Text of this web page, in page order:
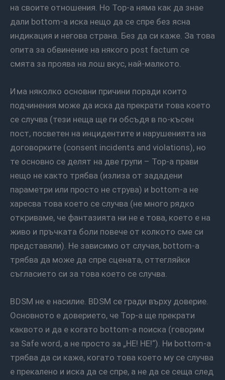
на своите отношения. Но Top-а няма как да знае
дали bottom-а иска нещо да се спре без ясна
индикация и негова страна. Без да си каже. За това
опита за обвинение на някого post factum се
смята за проява на лош вкус, най-малкото.
Има няколко основни причини поради които
подчинения може да иска да прекрати това което
се случва (тези неща ще ги обсъдя в по-късен
пост, посветен на инцидентите и нарушенията на
договорките (consent incidents and violations), но
те основно се делят на две групи – Top-а прави
нещо не както трябва (излиза от зададени
параметри или просто не струва) и bottom-а не
харесва това което се случва (не много рядко
откриваме, че фантазията ни не е това, което е на
живо и пръчката боли повече от колкото сме си
представяли). Не зависимо от случая, bottom-а
трябва да може да спре сцената, оттегляйки
съгласието си за това което се случва.
BDSM не е насилие. BDSM се гради върху доверие.
Основното е доверието, че Top-а ще прекрати
каквото и да е когато bottom-а поиска (говорим
за Safe word, а не просто за „НЕ! НЕ!“). Ни bottom-а
трябва да си каже, когато това което му се случва
е прекалено и иска да се спре, а не да се сеща след